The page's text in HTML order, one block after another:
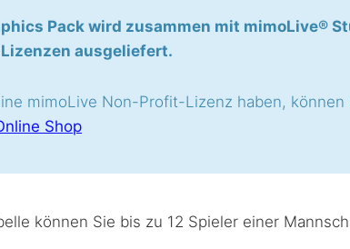
Pack wird zusammen mit mimoLive®
ausgeliefert.
mimoLive Non-Profit-Lizenz haben,
Shop
können Sie bis zu 12 Spieler einer